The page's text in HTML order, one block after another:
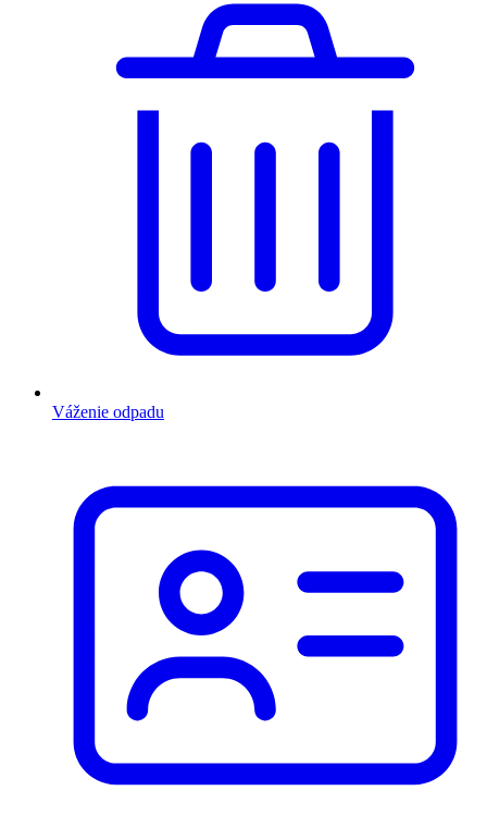
Váženie odpadu